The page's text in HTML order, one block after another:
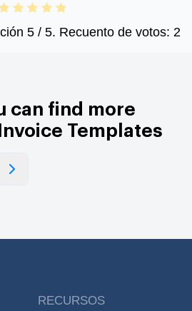
5/ 5. Recuento de votos: 2
can find more
Templates
RECURSOS